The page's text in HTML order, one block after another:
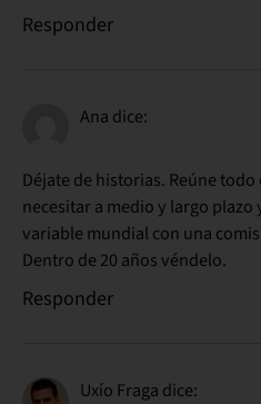
Responder
Ana dice:
Déjate de historias. Reúne
necesitar a medio y largo plazo
variable mundial con una
Dentro de 20 años véndelo.
Responder
Uxío Fraga dice: